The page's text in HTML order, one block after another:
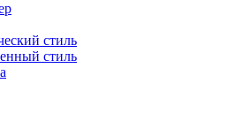
стиль
стиль